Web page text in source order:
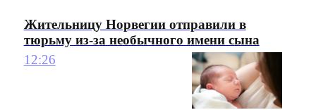
Жительницу Норвегии отправили в
тюрьму из-за необычного имени сына
12:26